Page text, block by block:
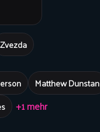
Zvezda
Matthew Dunstan
+1 mehr